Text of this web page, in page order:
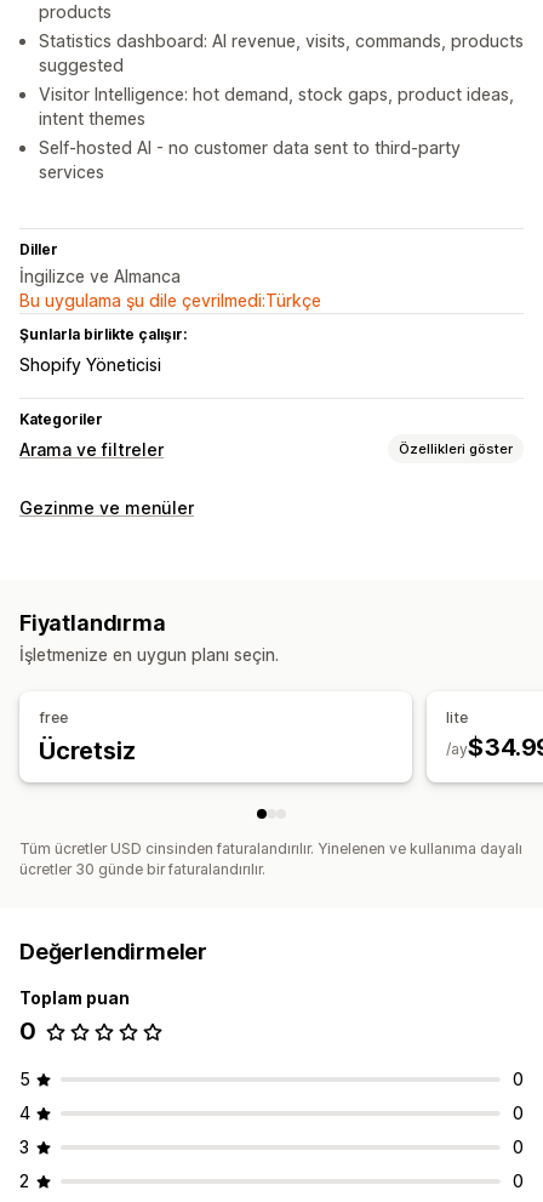
products
Statistics dashboard: AI revenue, visits, commands, products
suggested
Visitor Intelligence: hot demand, stock gaps, product ideas,
intent themes
Self-hosted AI - no customer data sent to third-party
services
Diller
İngilizce ve Almanca
Bu uygulama şu dile çevrilmedi:Türkçe
Şunlarla birlikte çalışır:
Shopify Yöneticisi
Kategoriler
Arama ve filtreler Özellikleri göster
Arama özellikleri
Analizler
Yapay zeka analizleri
Filtre kullanımı
Arama sorguları
Gezinme ve menüler
Fiyatlandırma
İşletmenize en uygun planı seçin.
free
Ücretsiz
lite
/ay
Tüm ücretler USD cinsinden faturalandırılır. Yinelenen ve kullanıma dayalı
ücretler 30 günde bir faturalandırılır.
Değerlendirmeler
Toplam puan
0
5
0
4
0
3
0
2
0